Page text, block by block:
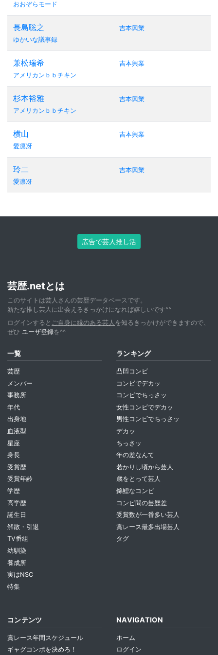
おおぞらモード
長島聡之
ゆかいな議事録
吉本興業
兼松瑞希
アメリカンｂｂチキン
吉本興業
杉本裕雅
アメリカンｂｂチキン
吉本興業
横山
愛凛冴
吉本興業
玲二
愛凛冴
吉本興業
広告で芸人推し活
芸歴.netとは
このサイトは芸人さんの芸歴データベースです。
新たな推し芸人に出会えるきっかけになれば嬉しいです^^
ログインすると ご自身に縁のある芸人 を知るきっかけができますので、
ぜひ ユーザ登録を^^
一覧
芸歴
メンバー
事務所
年代
出身地
血液型
星座
身長
受賞歴
受賞年齢
学歴
高学歴
誕生日
解散・引退
TV番組
幼馴染
養成所
実はNSC
特集
ランキング
凸凹コンビ
コンビでデカッ
コンビでちっさッ
女性コンビでデカッ
男性コンビでちっさッ
デカッ
ちっさッ
年の差なんて
若かりし頃から芸人
歳をとって芸人
錦鯉なコンビ
コンビ間の芸歴差
受賞数が一番多い芸人
賞レース最多出場芸人
タグ
コンテンツ
賞レース年間スケジュール
ギャグコンボを決めろ！
NAVIGATION
ホーム
ログイン